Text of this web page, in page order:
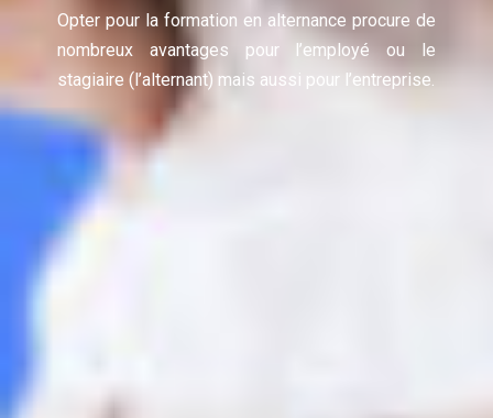
Opter pour la formation en alternance procure de
nombreux avantages pour l’employé ou le
stagiaire (l’alternant) mais aussi pour l’entreprise.